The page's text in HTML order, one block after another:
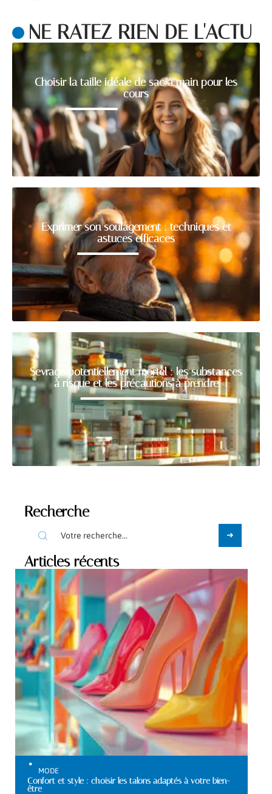
NE RATEZ RIEN DE L'ACTU
Choisir la taille idéale de sac à main pour les
cours
Exprimer son soulagement : techniques et
astuces efficaces
Sevrage potentiellement mortel : les substances
à risque et les précautions à prendre
Recherche
Articles récents
MODE
Confort et style : choisir les talons adaptés à votre bien-
être